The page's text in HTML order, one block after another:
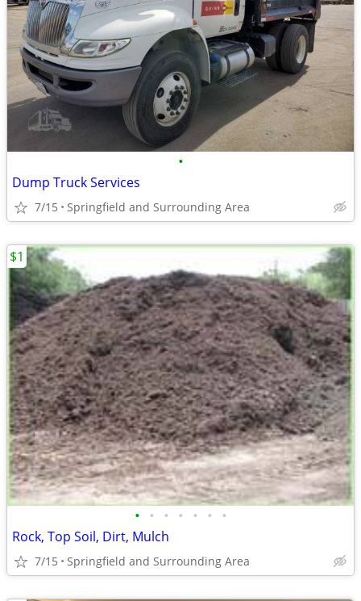
•
Dump Truck Services
7/15 Springfield and Surrounding Area
• • • • • • •
Rock, Top Soil, Dirt, Mulch
7/15 Springfield and Surrounding Area
$1